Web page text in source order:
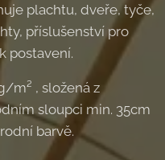
plachtu, dveře, tyče,
příslušenství pro
postavení.
m² , složená z
sloupci min. 35cm
barvě.